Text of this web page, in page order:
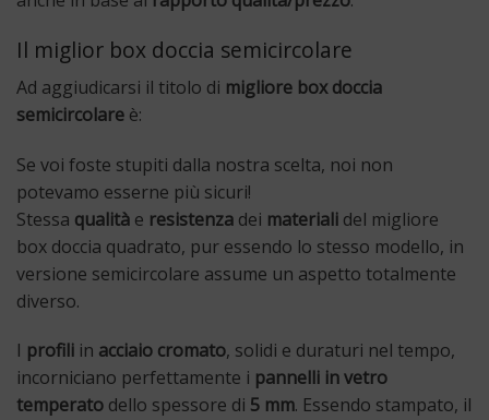
Il miglior box doccia semicircolare
Ad aggiudicarsi il titolo di migliore box doccia
semicircolare è:
Se voi foste stupiti dalla nostra scelta, noi non
potevamo esserne più sicuri!
Stessa qualità e resistenza dei materiali del migliore
box doccia quadrato, pur essendo lo stesso modello, in
versione semicircolare assume un aspetto totalmente
diverso.
I profili in acciaio cromato, solidi e duraturi nel tempo,
incorniciano perfettamente i pannelli in vetro
temperato dello spessore di 5 mm. Essendo stampato, il